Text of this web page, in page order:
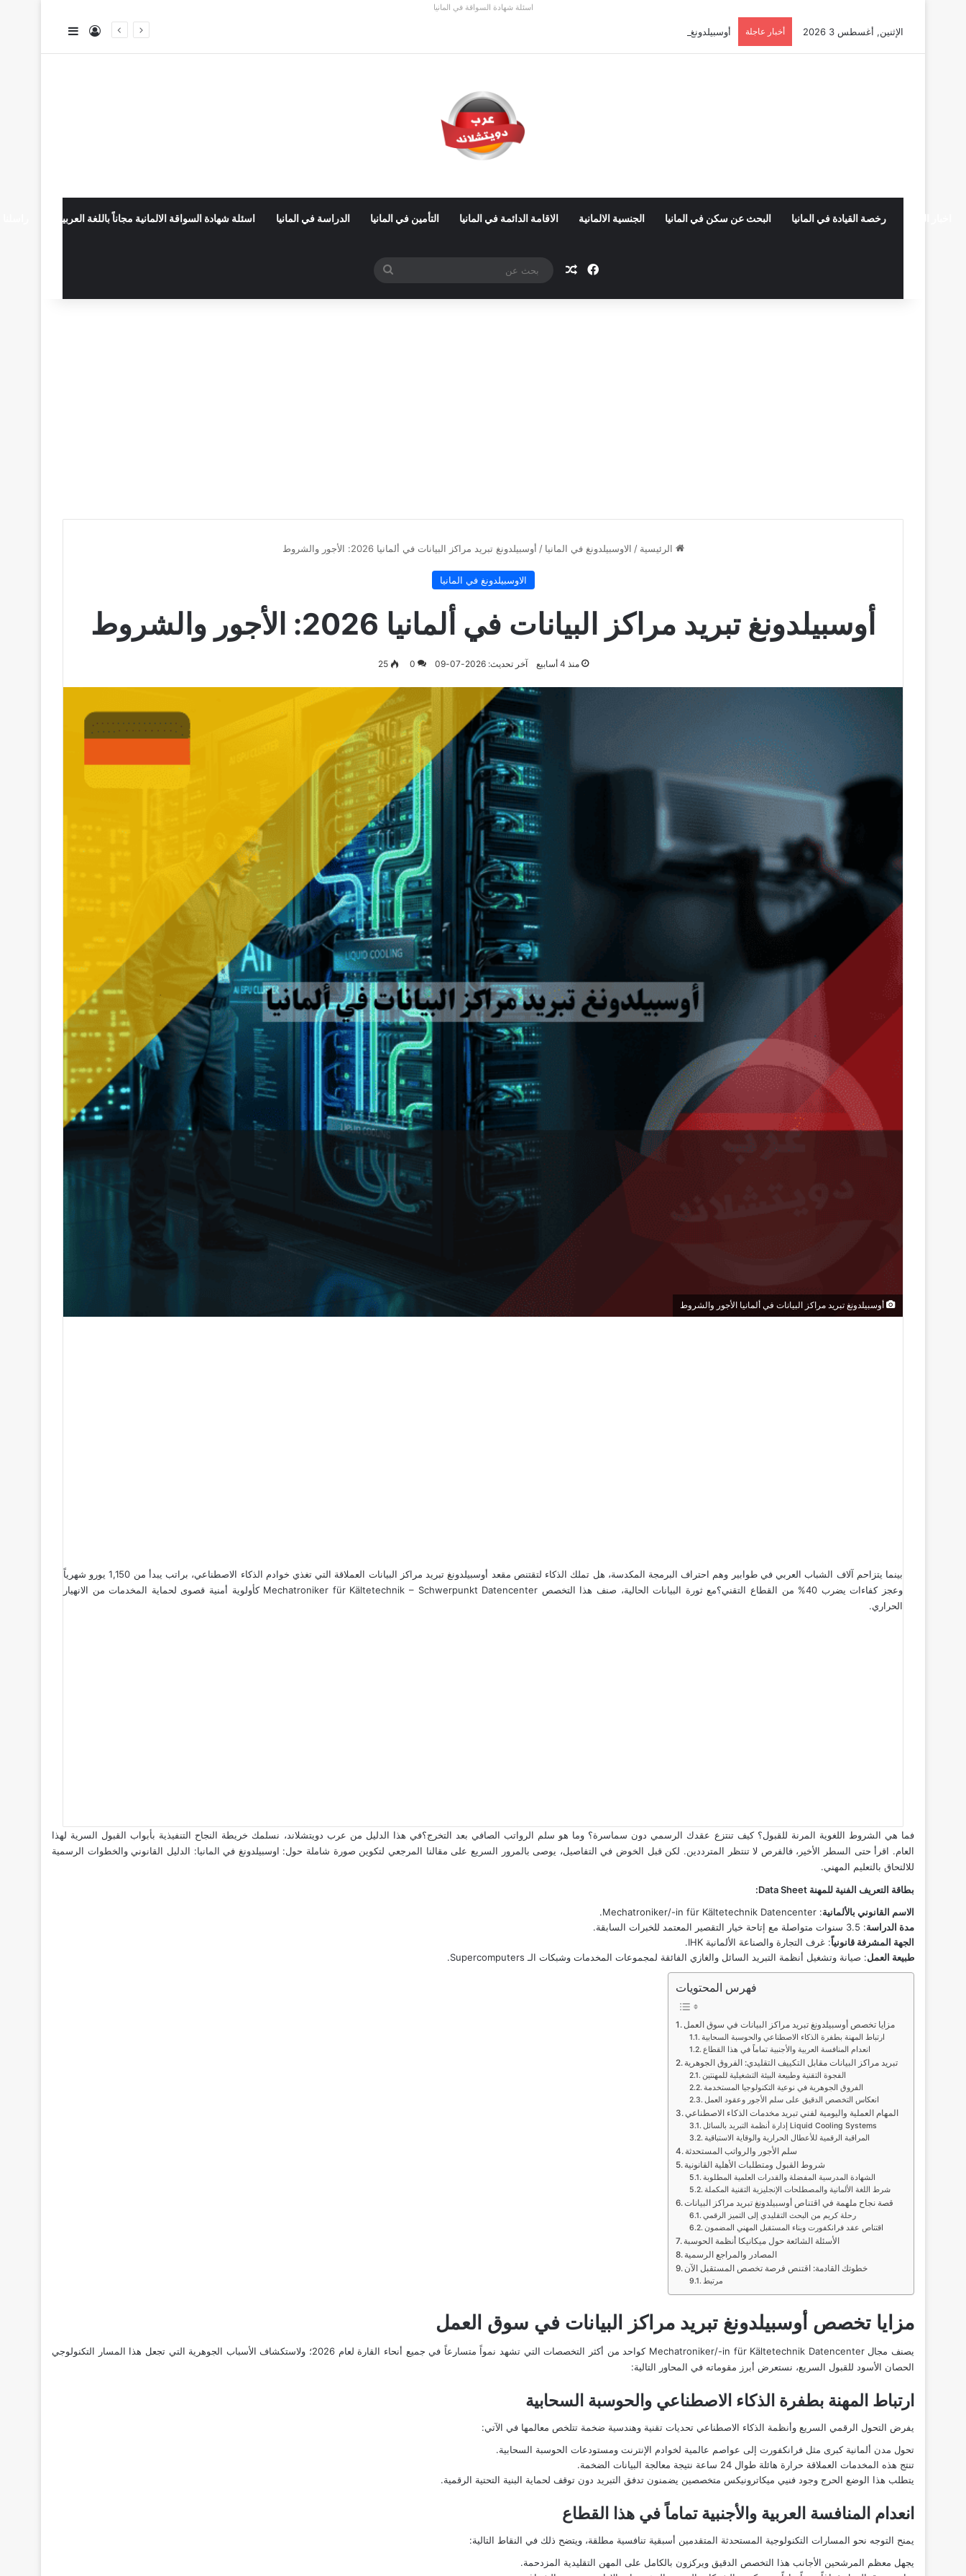
اسئلة شهادة السواقة في المانيا
الإثنين, أغسطس 3 2026 أخبار عاجلة أوسبيلدونغ تبريد مراكز البيانات في ألمانيا 2026: الأجور والشروط تسجيل الدخول
رخصة القيادة في المانيا البحث عن سكن في المانيا الجنسية الالمانية الاقامة الدائمة في المانيا التأمين في المانيا الدراسة في المانيا اسئلة شهادة السواقة الالمانية مجاناً باللغة العربية
فيسبوكمقال عشوائي
الرئيسية / الاوسبيلدونغ في المانيا / أوسبيلدونغ تبريد مراكز البيانات في ألمانيا 2026: الأجور والشروط
الاوسبيلدونغ في المانيا
أوسبيلدونغ تبريد مراكز البيانات في ألمانيا 2026: الأجور والشروط
منذ 4 أسابيع آخر تحديث: 2026-07-09 0
25
أوسبيلدونغ تبريد مراكز البيانات في ألمانيا الأجور والشروط
بينما يتزاحم آلاف الشباب العربي في طوابير وهم احتراف البرمجة المكدسة، هل تملك الذكاء لتقتنص مقعد أوسبيلدونغ تبريد مراكز البيانات العملاقة التي تغذي خوادم الذكاء الاصطناعي، براتب يبدأ من 1,150 يورو شهرياً
وعجز كفاءات يضرب 40% من القطاع التقني؟مع ثورة البيانات الحالية، صنف هذا التخصص Mechatroniker für Kältetechnik – Schwerpunkt Datencenter كأولوية أمنية قصوى لحماية المخدمات من الانهيار
الحراري.
فما هي الشروط اللغوية المرنة للقبول؟ كيف تنتزع عقدك الرسمي دون سماسرة؟ وما هو سلم الرواتب الصافي بعد التخرج؟في هذا الدليل من عرب دويتشلاند، نسلمك خريطة النجاح التنفيذية بأبواب القبول السرية لهذا
العام. اقرأ حتى السطر الأخير، فالفرص لا تنتظر المترددين. لكن قبل الخوض في التفاصيل، يوصى بالمرور السريع على مقالنا المرجعي لتكوين صورة شاملة حول: اوسبيلدونغ في المانيا: الدليل القانوني والخطوات الرسمية
للالتحاق بالتعليم المهني.
بطاقة التعريف الفنية للمهنة Data Sheet:
الاسم القانوني بالألمانية: Mechatroniker/-in für Kältetechnik Datencenter.
مدة الدراسة: 3.5 سنوات متواصلة مع إتاحة خيار التقصير المعتمد للخبرات السابقة.
الجهة المشرفة قانونياً: غرف التجارة والصناعة الألمانية IHK.
طبيعة العمل: صيانة وتشغيل أنظمة التبريد السائل والغازي الفائقة لمجموعات المخدمات وشبكات الـ Supercomputers.
فهرس المحتويات
مزايا تخصص أوسبيلدونغ تبريد مراكز البيانات في سوق العمل
ارتباط المهنة بطفرة الذكاء الاصطناعي والحوسبة السحابية
انعدام المنافسة العربية والأجنبية تماماً في هذا القطاع
تبريد مراكز البيانات مقابل التكييف التقليدي: الفروق الجوهرية
الفجوة التقنية وطبيعة البيئة التشغيلية للمهنتين
الفروق الجوهرية في نوعية التكنولوجيا المستخدمة
انعكاس التخصص الدقيق على سلم الأجور وعقود العمل
المهام العملية واليومية لفني تبريد مخدمات الذكاء الاصطناعي
إدارة أنظمة التبريد بالسائل Liquid Cooling Systems
المراقبة الرقمية للأعطال الحرارية والوقاية الاستباقية
سلم الأجور والرواتب المستحدثة
شروط القبول ومتطلبات الأهلية القانونية
الشهادة المدرسية المفضلة والقدرات العلمية المطلوبة
شرط اللغة الألمانية والمصطلحات الإنجليزية التقنية المكملة
قصة نجاح ملهمة في اقتناص أوسبيلدونغ تبريد مراكز البيانات
رحلة كريم من البحث التقليدي إلى التميز الرقمي
اقتناص عقد فرانكفورت وبناء المستقبل المهني المضمون
الأسئلة الشائعة حول ميكانيكا أنظمة الحوسبة
المصادر والمراجع الرسمية
خطوتك القادمة: اقتنص فرصة تخصص المستقبل الآن
مرتبط
مزايا تخصص أوسبيلدونغ تبريد مراكز البيانات في سوق العمل
يصنف مجالMechatroniker/-in für Kältetechnik Datencenter كواحد من أكثر التخصصات
التي تشهد نمواً متسارعاً في جميع أنحاء القارة لعام 2026؛ ولاستكشاف الأسباب الجوهرية التي تجعل هذا المسار التكنولوجي
الحصان الأسود للقبول السريع، نستعرض أبرز مقوماته في المحاور التالية:
ارتباط المهنة بطفرة الذكاء الاصطناعي والحوسبة السحابية
يفرض التحول الرقمي السريع وأنظمة الذكاء الاصطناعي تحديات تقنية وهندسية ضخمة تتلخص معالمها في الآتي:
تحول مدن ألمانية كبرى مثل فرانكفورت إلى عواصم عالمية لخوادم الإنترنت ومستودعات الحوسبة السحابية.
تنتج هذه المخدمات العملاقة حرارة هائلة طوال 24 ساعة نتيجة معالجة البيانات الضخمة.
يتطلب هذا الوضع الحرج وجود فنيي ميكاترونيكس متخصصين يضمنون تدفق التبريد دون توقف لحماية البنية التحتية الرقمية.
انعدام المنافسة العربية والأجنبية تماماً في هذا القطاع
يمنح التوجه نحو المسارات التكنولوجية المستحدثة المتقدمين أسبقية تنافسية مطلقة، ويتضح ذلك في النقاط التالية:
يجهل معظم المرشحين الأجانب هذا التخصص الدقيق ويركزون بالكامل على المهن التقليدية المزدحمة.